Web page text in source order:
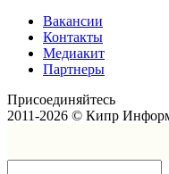
Вакансии
Контакты
Медиакит
Партнеры
Присоединяйтесь
2011-2026 © Кипр